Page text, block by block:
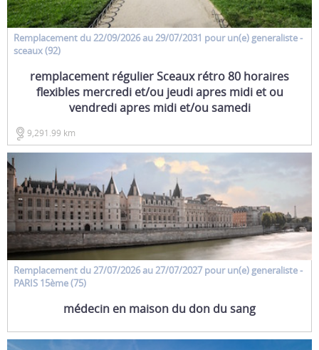
Remplacement du 22/09/2026 au 29/07/2031 pour un(e) generaliste-
sceaux (92)
remplacement régulier Sceaux rétro 80 horaires
flexibles mercredi et/ou jeudi apres midi et ou
vendredi apres midi et/ou samedi
9,291.99 km
Remplacement du 27/07/2026 au 27/07/2027 pour un(e) generaliste-
PARIS 15ème (75)
médecin en maison du don du sang